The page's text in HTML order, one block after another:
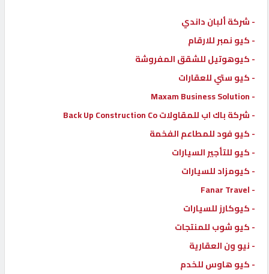
- شركة ألبان داندي
- كيو نمبر للارقام
- كيوهوتيل للشقق المفروشة
- كيو ستي للعقارات
- Maxam Business Solution
- شركة باك اب للمقاولات Back Up Construction Co
- كيو فود للمطاعم الفخمة
- كيو للتأجير السيارات
- كيومزاد للسيارات
- Fanar Travel
- كيوكارز للسيارات
- كيو شوب للمنتجات
- نيو ون العقارية
- كيو هاوس للخدم